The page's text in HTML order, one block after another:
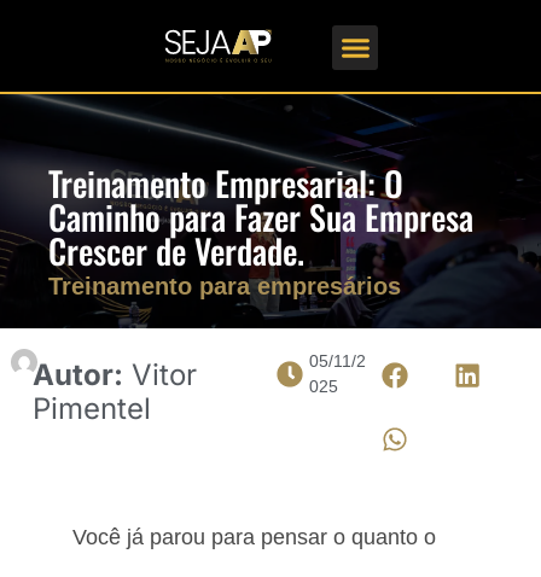
Treinamento Empresarial: O
Caminho para Fazer Sua Empresa
Crescer de Verdade.
Treinamento para empresários
Autor: Vitor
Pimentel
05/11/2
025
Você já parou para pensar o quanto o